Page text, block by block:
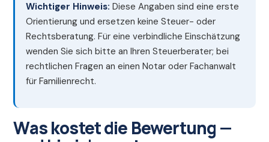
Wichtiger Hinweis: Diese Angaben sind eine erste
Orientierung und ersetzen keine Steuer- oder
Rechtsberatung. Für eine verbindliche Einschätzung
wenden Sie sich bitte an Ihren Steuerberater; bei
rechtlichen Fragen an einen Notar oder Fachanwalt
für Familienrecht.
Was kostet die Bewertung —